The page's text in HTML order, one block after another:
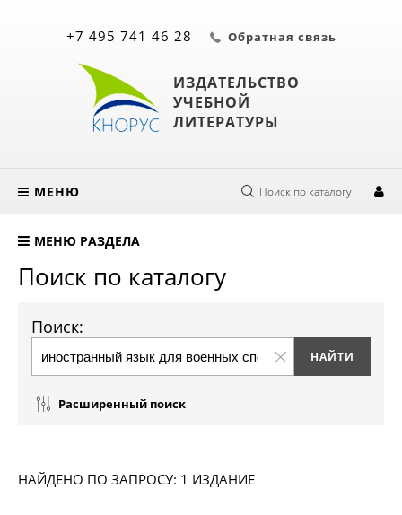
ИЗДАТЕЛЬСТВО
УЧЕБНОЙ
ЛИТЕРАТУРЫ
+7 495 741 46 28 Обратная связь
МЕНЮ Поиск по каталогу
МЕНЮ РАЗДЕЛА
Поиск по каталогу
Поиск:
Расширенный поиск
НАЙДЕНО ПО ЗАПРОСУ: 1 ИЗДАНИЕ